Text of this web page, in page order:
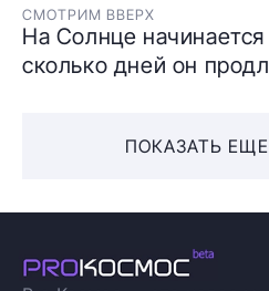
СМОТРИМ ВВЕРХ
На Солнце
сколько дней он
ПОКАЗАТЬ ЕЩЕ